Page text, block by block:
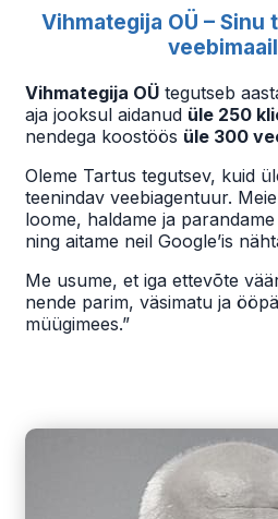
Vihmategija OÜ –
Vihmategija OÜ tegutseb
aja jooksul aidanud üle 250
nendega koostöös üle 300
Oleme Tartus tegutsev, kuid
teenindav veebiagentuur.
loome, haldame ja
ning aitame neil Google’is
Me usume, et iga ettevõte
nende parim, väsimatu ja
müügimees.”